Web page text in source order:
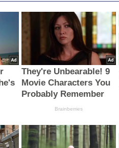
They're Unbearable! 9
Movie Characters You
Probably Remember
Brainberries